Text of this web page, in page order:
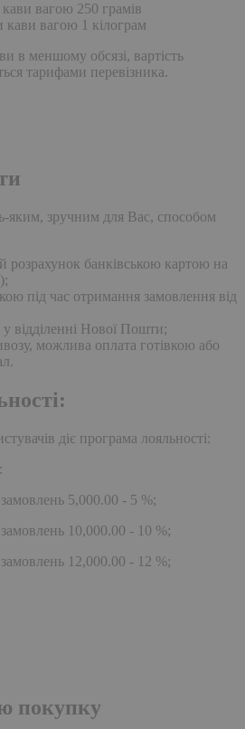
вагою 250 грамів
кави вагою 1 кілограм
в меншому обсязі, вартість
тарифами перевізника.
яким, зручним для Вас, способом
розрахунок банківською картою на
під час отримання замовлення від
відділенні Нової Пошти;
можлива оплата готівкою або
діє програма лояльності:
5,000.00 - 5 %;
10,000.00 - 10 %;
12,000.00 - 12 %;
покупку